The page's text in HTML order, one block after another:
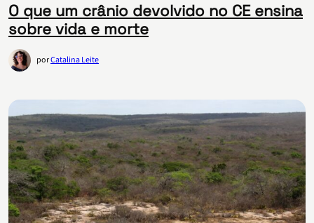
O que um crânio devolvido no CE ensina
sobre vida e morte
porCatalina Leite